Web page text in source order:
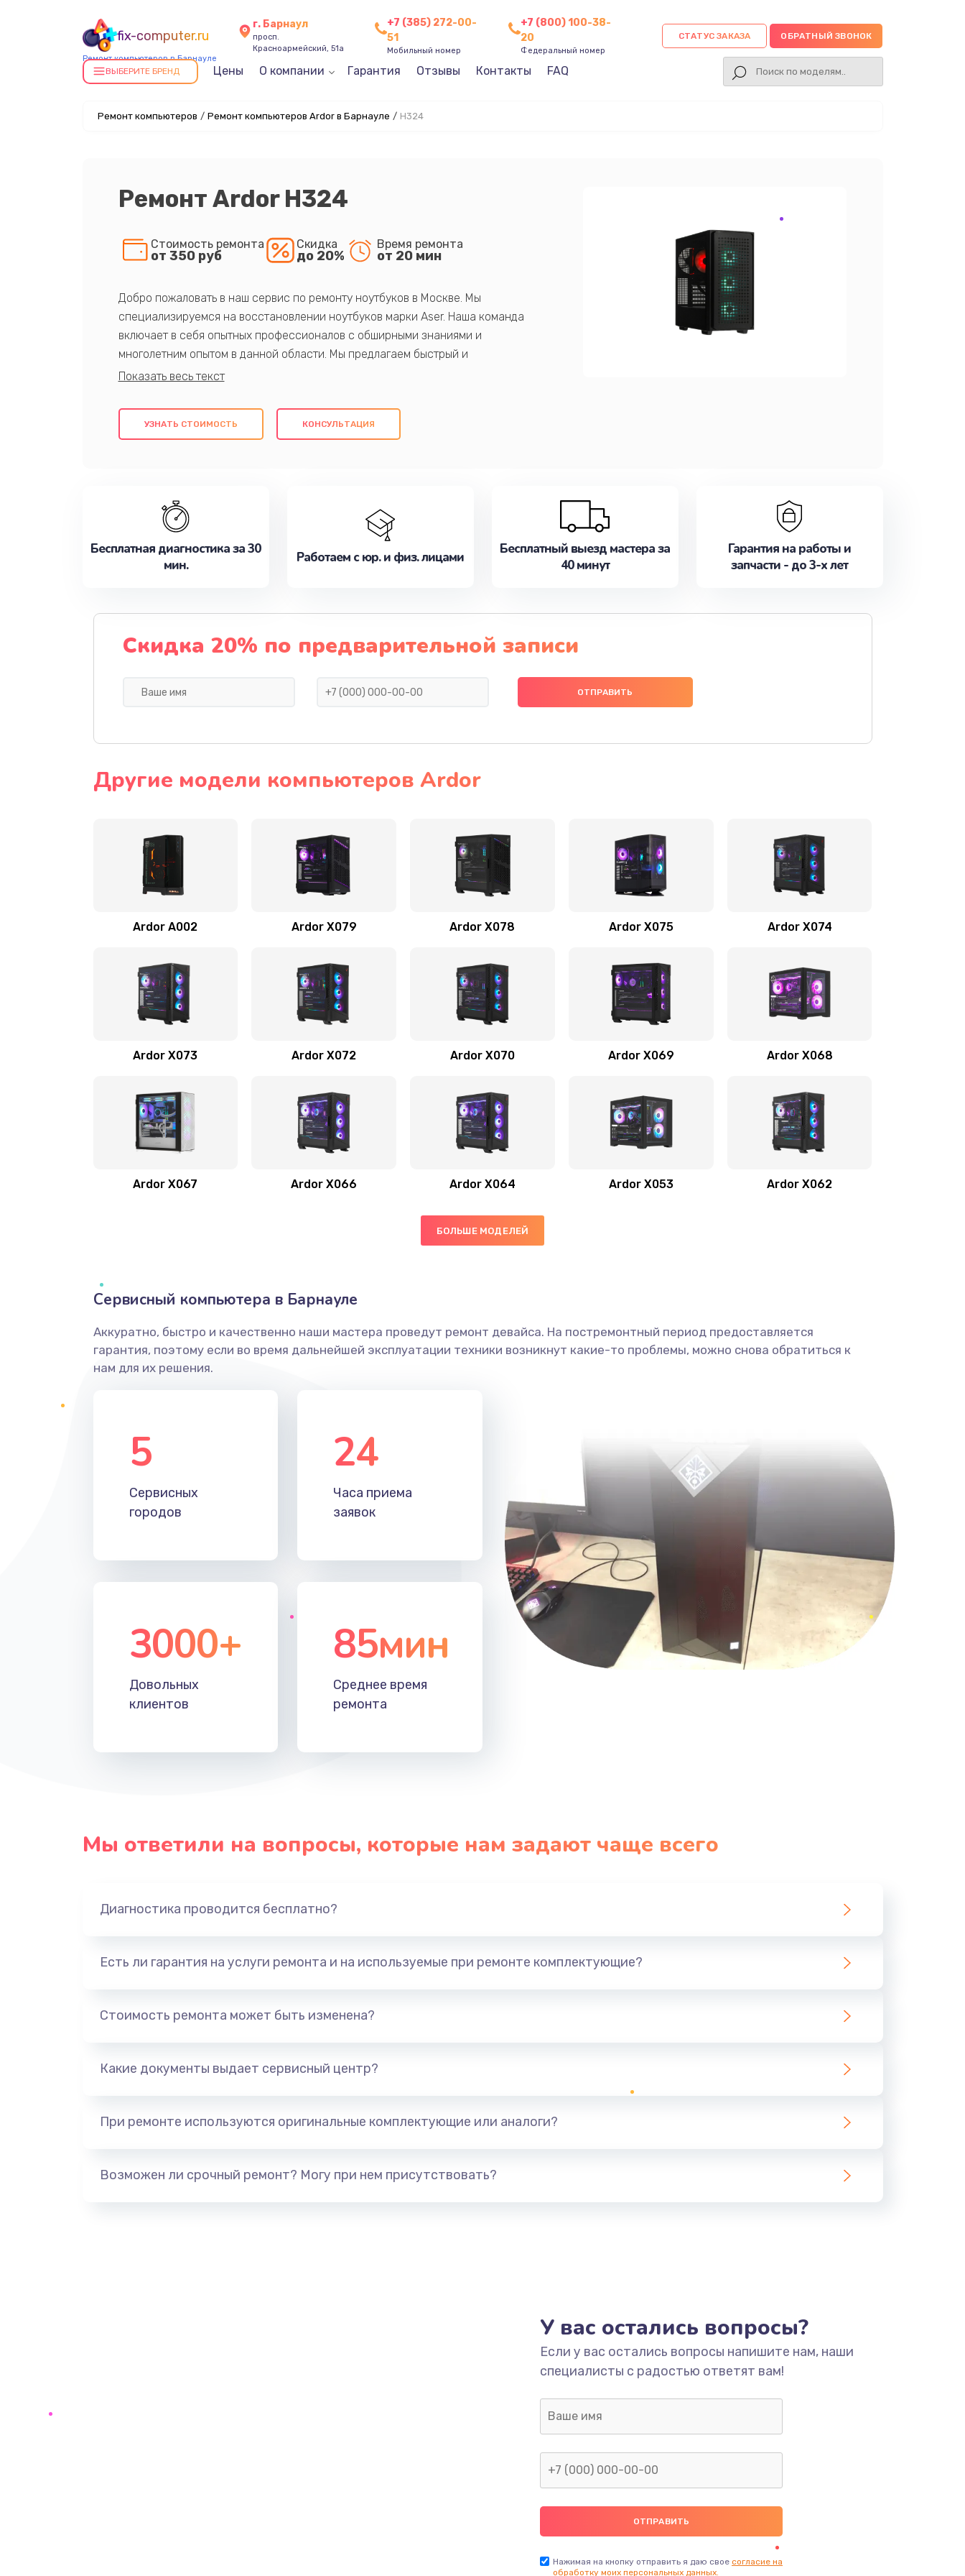
fix-computer.ru
Ремонт компьютеров в Барнауле
г. Барнаул
просп.
Красноармейский, 51а
+7 (385) 272-00-
51
Мобильный номер
+7 (800) 100-38-
20
Федеральный номер
СТАТУС ЗАКАЗА ОБРАТНЫЙ ЗВОНОК
ВЫБЕРИТЕ БРЕНД Цены О компании Гарантия Отзывы Контакты FAQ
Ремонт компьютеров / Ремонт компьютеров Ardor в Барнауле / H324
Ремонт Ardor H324
Стоимость ремонта
от 350 руб
Скидка
до 20%
Время ремонта
от 20 мин
Добро пожаловать в наш сервис по ремонту ноутбуков в Москве. Мы
специализируемся на восстановлении ноутбуков марки Aser. Наша команда
включает в себя опытных профессионалов с обширными знаниями и
многолетним опытом в данной области. Мы предлагаем быстрый и
качественный ремонт с использованием оригинальных компонентов, а также
клиентам надежное и профессиональное обслуживание, удовлетворяя их
потребности наилучшим образом. Не медлите записаться на ремонт уже
УЗНАТЬ СТОИМОСТЬ КОНСУЛЬТАЦИЯ
Бесплатная диагностика за 30
мин.
Работаем с юр. и физ. лицами
Бесплатный выезд мастера за
40 минут
Гарантия на работы и
запчасти - до 3-х лет
Скидка 20% по предварительной записи
Другие модели компьютеров Ardor
Ardor A002 Ardor X079 Ardor X078 Ardor X075 Ardor X074
Ardor X073 Ardor X072 Ardor X070 Ardor X069 Ardor X068
Ardor X067 Ardor X066 Ardor X064 Ardor X053 Ardor X062
БОЛЬШЕ МОДЕЛЕЙ
Сервисный компьютера в Барнауле
Аккуратно, быстро и качественно наши мастера проведут ремонт девайса. На постремонтный период предоставляется
гарантия, поэтому если во время дальнейшей эксплуатации техники возникнут какие-то проблемы, можно снова обратиться к
нам для их решения.
5
Сервисных
городов
24
Часа приема
заявок
3000+
Довольных
клиентов
85мин
Среднее время
ремонта
Мы ответили на вопросы, которые нам задают чаще всего
Диагностика проводится бесплатно?
Есть ли гарантия на услуги ремонта и на используемые при ремонте комплектующие?
Стоимость ремонта может быть изменена?
Какие документы выдает сервисный центр?
При ремонте используются оригинальные комплектующие или аналоги?
Возможен ли срочный ремонт? Могу при нем присутствовать?
У вас остались вопросы?
Если у вас остались вопросы напишите нам, наши
специалисты с радостью ответят вам!
Нажимая на кнопку отправить я даю свое согласие на
обработку моих персональных данных.